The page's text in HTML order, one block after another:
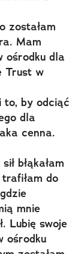
zostałam
Mam
ośrodku dla
Trust w
to, by odciąć
dla
cenna.
błąkałam
do
mnie
Lubię swoje
ośrodku